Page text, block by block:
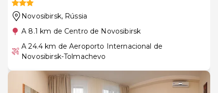
Novosibirsk, Rússia
A 8.1 km de Centro de Novosibirsk
A 24.4 km de Aeroporto Internacional de
Novosibirsk-Tolmachevo